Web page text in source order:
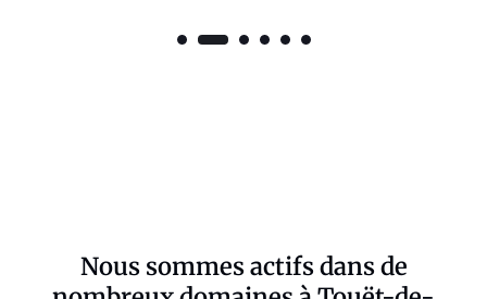
Nous sommes actifs dans de